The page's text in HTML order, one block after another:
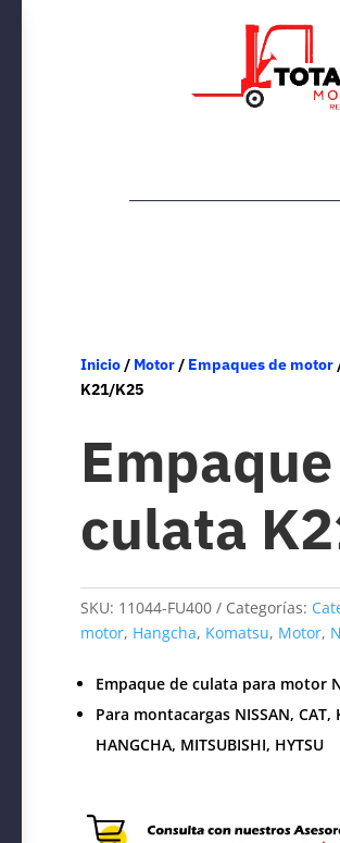
Inicio/ Motor/ Empaques de motor
K21/K25
culata
SKU: 11044-FU400 Categorías:
motor, Hangcha, Komatsu, Motor,
Empaque de culata para motor
Para montacargas NISSAN, CAT,
HANGCHA, MITSUBISHI, HYTSU